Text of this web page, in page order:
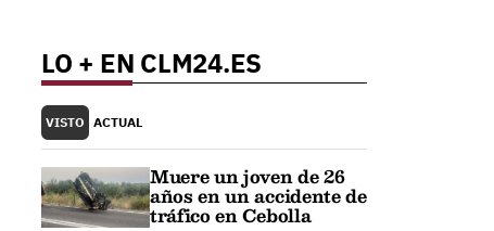
LO + EN CLM24.ES
VISTO ACTUAL
Muere un joven de 26
años en un accidente de
tráfico en Cebolla